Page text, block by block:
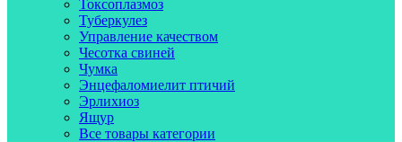
Токсоплазмоз
Туберкулез
Управление качеством
Чесотка свиней
Чумка
Энцефаломиелит птичий
Эрлихиоз
Ящур
Все товары категории